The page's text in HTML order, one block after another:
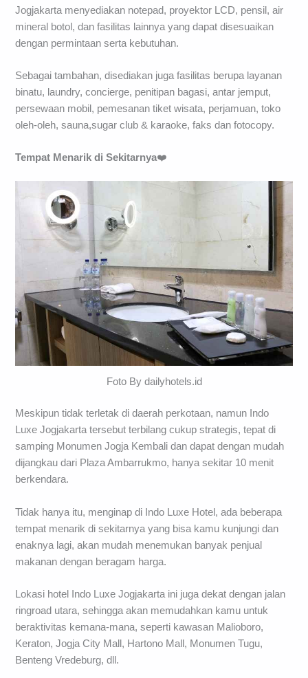
Jogjakarta menyediakan notepad, proyektor LCD, pensil, air
mineral botol, dan fasilitas lainnya yang dapat disesuaikan
dengan permintaan serta kebutuhan.
Sebagai tambahan, disediakan juga fasilitas berupa layanan
binatu, laundry, concierge, penitipan bagasi, antar jemput,
persewaan mobil, pemesanan tiket wisata, perjamuan, toko
oleh-oleh, sauna,sugar club & karaoke, faks dan fotocopy.
Tempat Menarik di Sekitarnya❤️
Foto By dailyhotels.id
Meskipun tidak terletak di daerah perkotaan, namun Indo
Luxe Jogjakarta tersebut terbilang cukup strategis, tepat di
samping Monumen Jogja Kembali dan dapat dengan mudah
dijangkau dari Plaza Ambarrukmo, hanya sekitar 10 menit
berkendara.
Tidak hanya itu, menginap di Indo Luxe Hotel, ada beberapa
tempat menarik di sekitarnya yang bisa kamu kunjungi dan
enaknya lagi, akan mudah menemukan banyak penjual
makanan dengan beragam harga.
Lokasi hotel Indo Luxe Jogjakarta ini juga dekat dengan jalan
ringroad utara, sehingga akan memudahkan kamu untuk
beraktivitas kemana-mana, seperti kawasan Malioboro,
Keraton, Jogja City Mall, Hartono Mall, Monumen Tugu,
Benteng Vredeburg, dll.